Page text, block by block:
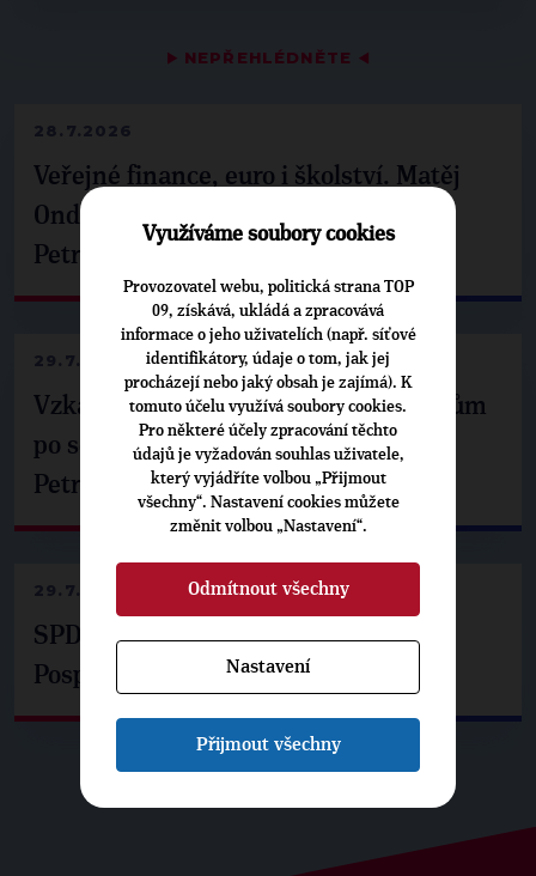
▶ NEPŘEHLÉDNĚTE ◀
28.7.2026
Veřejné finance, euro i školství. Matěj
Ondřej Havel jednal s prezidentem
Petrem Pavlem
29.7.2026
Vzkaz Matěje Ondřeje Havla příznivcům
po setkání s prezidentem republiky
Petrem Pavlem
29.7.2026
SPD už není ve zprávě o extremismu.
Pospíšil: Je tu pachuť
Využíváme soubory cookies
Provozovatel webu, politická strana TOP
09, získává, ukládá a zpracovává
informace o jeho uživatelích (např. síťové
identifikátory, údaje o tom, jak jej
procházejí nebo jaký obsah je zajímá). K
tomuto účelu využívá soubory cookies.
Pro některé účely zpracování těchto
údajů je vyžadován souhlas uživatele,
který vyjádříte volbou „Přijmout
všechny“. Nastavení cookies můžete
změnit volbou „Nastavení“.
Odmítnout všechny
Nastavení
Přijmout všechny